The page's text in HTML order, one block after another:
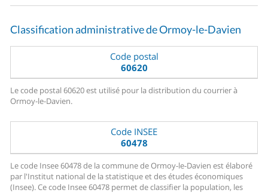
Classification administrative de Ormoy-le-Davien
Code postal
60620
Le code postal 60620 est utilisé pour la distribution du courrier à
Ormoy-le-Davien.
Code INSEE
60478
Le code Insee 60478 de la commune de Ormoy-le-Davien est élaboré
par l'Institut national de la statistique et des études économiques
(Insee). Ce code Insee 60478 permet de classifier la population, les